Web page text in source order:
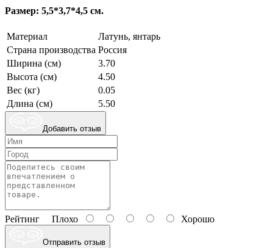
Размер: 5,5*3,7*4,5 см.
Материал
Латунь, янтарь
Страна производства Россия
Ширина (см)
3.70
Высота (см)
4.50
Вес (кг)
0.05
Длина (см)
5.50
Добавить отзыв
Рейтинг Плохо Хорошо
Отправить отзыв